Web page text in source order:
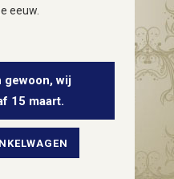
eeuw.
gewoon, wij
15 maart.